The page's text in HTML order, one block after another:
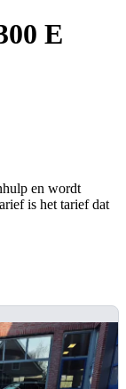
E
en wordt
is het tarief dat